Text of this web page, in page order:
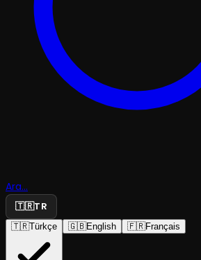
Ara...
🇹🇷TR
🇹🇷Türkçe 🇬🇧English 🇫🇷Français